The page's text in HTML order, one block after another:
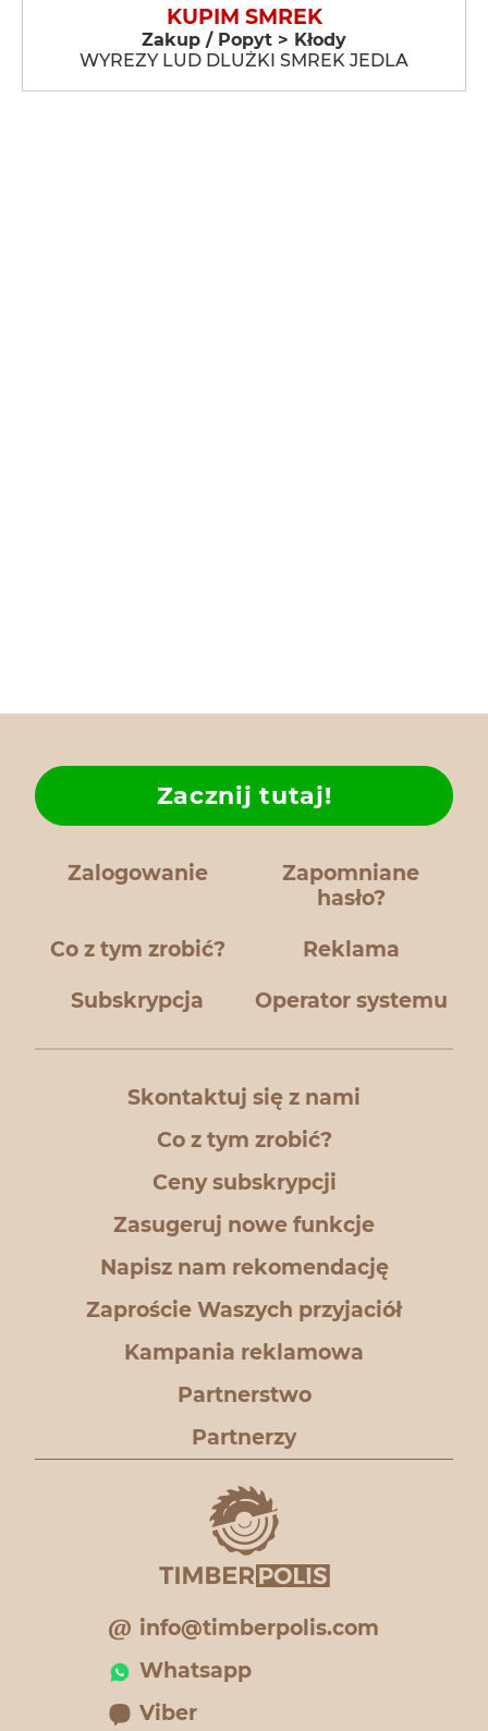
KUPIM SMREK
Zakup / Popyt > Kłody
WYREZY LUD DLUŻKI SMREK JEDLA
Zalogowanie
Zapomniane
hasło?
Co z tym zrobić?
Zacznij tutaj!
Reklama
Subskrypcja Operator systemu
Skontaktuj się z nami
Co z tym zrobić?
Ceny subskrypcji
Zasugeruj nowe funkcje
Napisz nam rekomendację
Zaproście Waszych przyjaciół
Kampania reklamowa
Partnerstwo
Partnerzy
info@timberpolis.com
Whatsapp
Viber